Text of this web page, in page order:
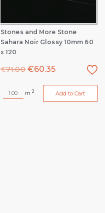
Stones and More Stone
Sahara Noir Glossy 10mm 60
x 120
€71.00 €60.35
m 2 Add to Cart